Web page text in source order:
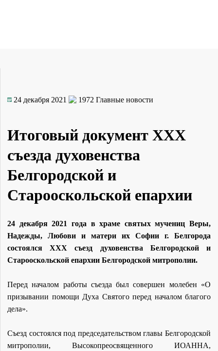
24 декабря 2021 1972 Главные новости
Итоговый документ XXX
съезда духовенства
Белгородской и
Старооскольской епархии
24 декабря 2021 года в храме святых мучениц Веры,
Надежды, Любови и матери их Софии г. Белгорода
состоялся XXX съезд духовенства Белгородской и
Старооскольской епархии Белгородской митрополии.
Перед началом работы съезда был совершен молебен «О
призывании помощи Духа Святого перед началом благого
дела».
Съезд состоялся под председательством главы Белгородской
митрополии, Высокопреосвященного ИОАННА,